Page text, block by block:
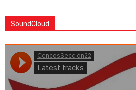
SoundCloud